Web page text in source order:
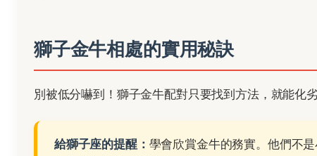
獅子金牛相處的實用秘訣
別被低分嚇到！獅子金牛配對只要找到方法，就能化
給獅子座的提醒： 學會欣賞金牛的務實。他們不